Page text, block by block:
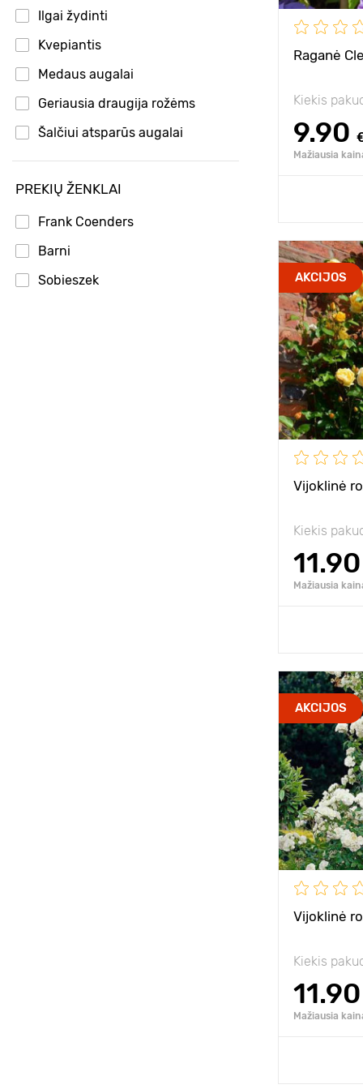
Ilgai žydinti
Kvepiantis
Medaus augalai
Geriausia draugija rožėms
Šalčiui atsparūs augalai
PREKIŲ ŽENKLAI
Frank Coenders
Barni
Sobieszek
Raganė
Kiekis
9.90
Mažiausia
Pozicija
Atsparumas
AKCIJOS
Vijoklinė
Kiekis
11.90
Mažiausia
Privalumai
Aukštis
Tarpai
Pozicija
Atsparumas
AKCIJOS
Vijoklinė
Kiekis
11.90
Mažiausia
Privalumai
Tarpai
Pozicija
Atsparumas